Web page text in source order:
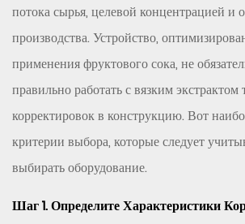
потока сырья, целевой концентрацией и
производства. Устройство,
применения фруктового сока, не
правильно работать с вязким экстрактом
корректировок в конструкцию. Вот
критерии выбора, которые следует
выбирать оборудование.
Шаг 1. Определите Характеристики